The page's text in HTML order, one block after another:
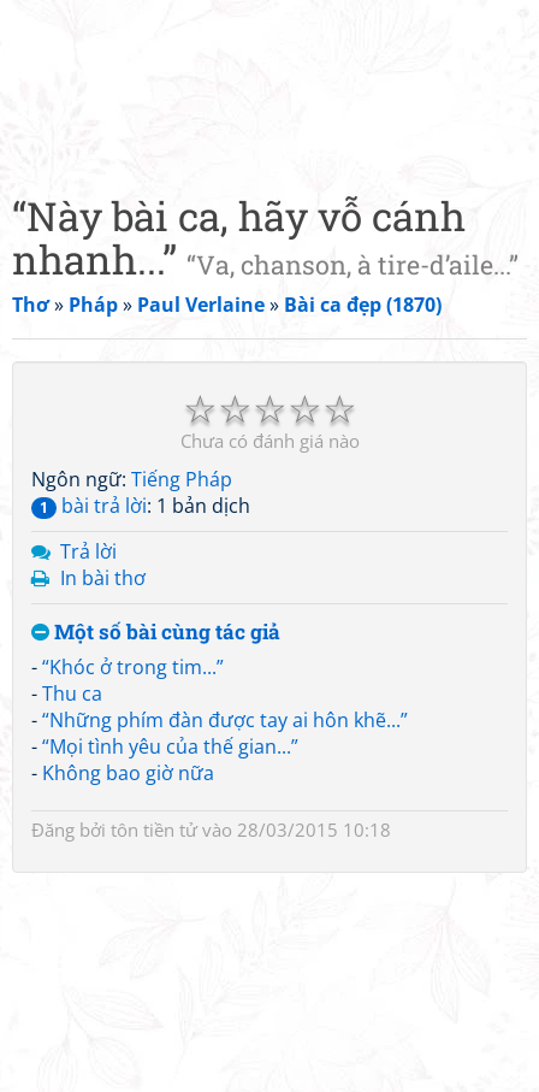
“Này bài ca, hãy vỗ cánh
nhanh...” “Va, chanson, à tire-d’aile...”
Thơ» Pháp» Paul Verlaine» Bài ca đẹp (1870)
☆
☆
☆
☆
☆
Chưa có đánh giá nào
Ngôn ngữ: Tiếng Pháp
1 bài trả lời: 1 bản dịch
Trả lời
In bài thơ
Một số bài cùng tác giả
-“Khóc ở trong tim...”
-Thu ca
-“Những phím đàn được tay ai hôn khẽ...”
-“Mọi tình yêu của thế gian...”
- Không bao giờ nữa
Đăng bởi tôn tiền tửvào 28/03/2015 10:18